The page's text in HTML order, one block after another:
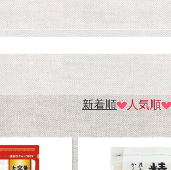
新着順 人気順